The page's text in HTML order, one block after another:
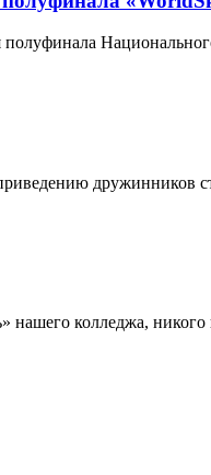
дружинников
нашего колледжа,